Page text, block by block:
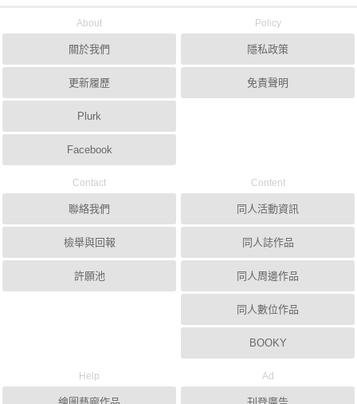
About
關於我們
更新履歷
Plurk
Facebook
Policy
隱私政策
免責聲明
Contact
聯絡我們
檢舉與回報
許願池
Content
同人活動資訊
同人誌作品
同人周邊作品
同人數位作品
BOOKY
Help Ad